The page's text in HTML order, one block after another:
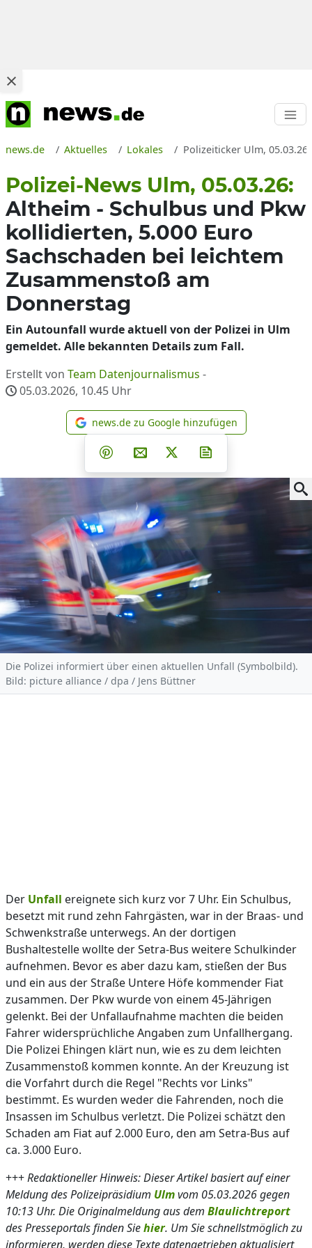
news.de Aktuelles Lokales Polizeiticker Ulm,
Polizei-News Ulm, 05.03.26:
Altheim - Schulbus und Pkw
kollidierten, 5.000 Euro
Sachschaden bei leichtem
Zusammenstoß am
Donnerstag
Ein Autounfall wurde aktuell von der Polizei in Ulm
gemeldet. Alle bekannten Details zum Fall.
Erstellt von Team Datenjournalismus -
05.03.2026, 10.45 Uhr
news.de zu Google
news.de zu Google hinzufügen
Teilen auf Facebook
Teilen auf Whatsapp
Teilen auf Telegram
Teilen auf Pinterest
Per E-Mail teilen
Post auf X
Die Polizei informiert über einen aktuellen Unfall (Symbolbild).
Bild: picture alliance / dpa / Jens Büttner
Der Unfall ereignete sich kurz vor 7 Uhr. Ein Schulbus,
besetzt mit rund zehn Fahrgästen, war in der Braas- und
Schwenkstraße unterwegs. An der dortigen
Bushaltestelle wollte der Setra-Bus weitere Schulkinder
aufnehmen. Bevor es aber dazu kam, stießen der Bus
und ein aus der Straße Untere Höfe kommender Fiat
zusammen. Der Pkw wurde von einem 45-Jährigen
gelenkt. Bei der Unfallaufnahme machten die beiden
Fahrer widersprüchliche Angaben zum Unfallhergang.
Die Polizei Ehingen klärt nun, wie es zu dem leichten
Zusammenstoß kommen konnte. An der Kreuzung ist
die Vorfahrt durch die Regel "Rechts vor Links"
bestimmt. Es wurden weder die Fahrenden, noch die
Insassen im Schulbus verletzt. Die Polizei schätzt den
Schaden am Fiat auf 2.000 Euro, den am Setra-Bus auf
ca. 3.000 Euro.
+++Redaktioneller Hinweis: Dieser Artikel basiert auf einer
Meldung des Polizeipräsidium Ulmvom 05.03.2026 gegen
10:13 Uhr. Die Originalmeldung aus dem Blaulichtreport
des Presseportals finden Siehier. Um Sie schnellstmöglich zu
informieren, werden diese Texte datengetrieben aktualisiert